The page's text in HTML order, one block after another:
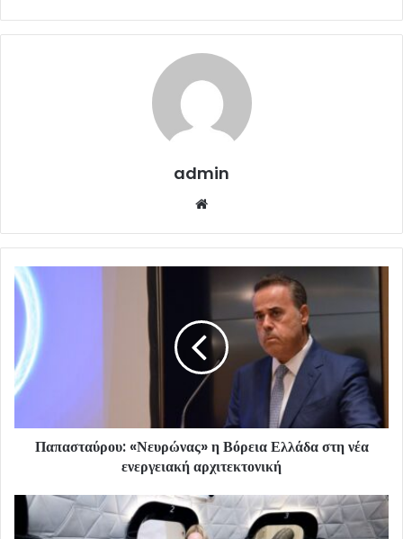
admin
Παπασταύρου: «Νευρώνας» η Βόρεια Ελλάδα στη νέα
ενεργειακή αρχιτεκτονική